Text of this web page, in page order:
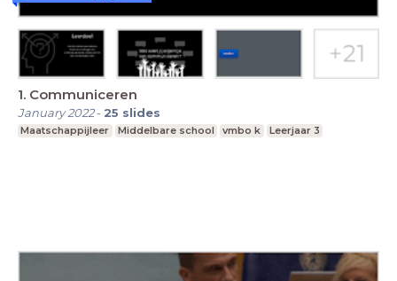
1. Communiceren
January 2022- 25 slides
Maatschappijleer Middelbare school vmbo k Leerjaar 3